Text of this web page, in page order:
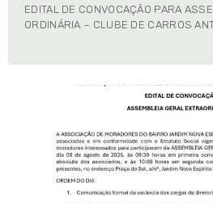
EDITAL DE CONVOCAÇÃO PARA
ORDINÁRIA – CLUBE DE CARROS